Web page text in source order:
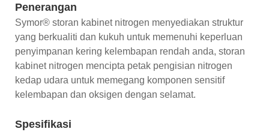
Penerangan
Symor® storan kabinet nitrogen menyediakan struktur
yang berkualiti dan kukuh untuk memenuhi keperluan
penyimpanan kering kelembapan rendah anda, storan
kabinet nitrogen mencipta petak pengisian nitrogen
kedap udara untuk memegang komponen sensitif
kelembapan dan oksigen dengan selamat.
Spesifikasi